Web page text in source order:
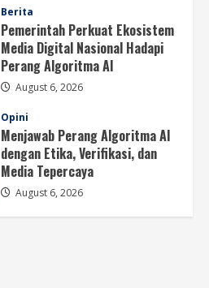
Opini
Menjawab Perang Algoritma AI
dengan Etika, Verifikasi, dan
Media Tepercaya
August 6, 2026
Berita
BMP Ajak Masyarakat Tolak
Aksi Anarkis Demi Menjaga
Keamanan dan Pembangunan
Papua
August 6, 2026